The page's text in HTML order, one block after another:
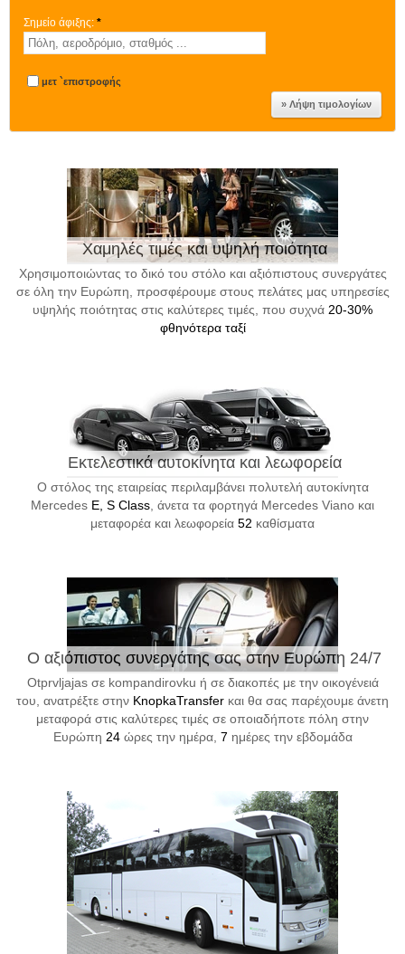
Σημείο άφιξης: *
μετ `επιστροφής
Χαμηλές τιμές και υψηλή ποιότητα
Χρησιμοποιώντας το δικό του στόλο και αξιόπιστους συνεργάτες
σε όλη την Ευρώπη, προσφέρουμε στους πελάτες μας υπηρεσίες
υψηλής ποιότητας στις καλύτερες τιμές, που συχνά 20-30%
φθηνότερα ταξί
Εκτελεστικά αυτοκίνητα και λεωφορεία
Ο στόλος της εταιρείας περιλαμβάνει πολυτελή αυτοκίνητα
Mercedes E, S Class , άνετα τα φορτηγά Mercedes Viano και
μεταφορέα και λεωφορεία 52 καθίσματα
Ο αξιόπιστος συνεργάτης σας στην Ευρώπη 24/7
Otprvljajas σε kompandirovku ή σε διακοπές με την οικογένειά
του, ανατρέξτε στην KnopkaTransfer και θα σας παρέχουμε άνετη
μεταφορά στις καλύτερες τιμές σε οποιαδήποτε πόλη στην
Ευρώπη 24ώρες την ημέρα, 7 ημέρες την εβδομάδα